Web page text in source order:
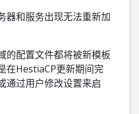
器和服务出现无法重新加
的配置文件都将被新模板
在HestiaCP更新期间完
通过用户修改设置来启